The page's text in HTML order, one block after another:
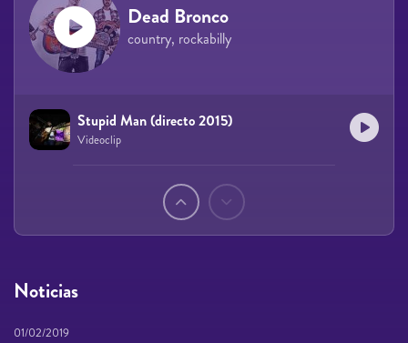
Noticias
01/02/2019
Dead Bronco
country, rockabilly
Stupid Man (directo 2015)
Videoclip